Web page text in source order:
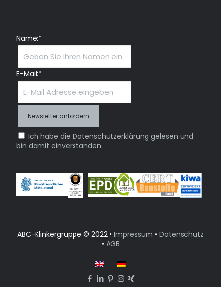
Name:*
E-Mail:*
Ich habe die Datenschutzerklärung gelesen und
bin damit einverstanden.
ABC-Klinkergruppe © 2022 • Impressum • Datenschutz
• AGB